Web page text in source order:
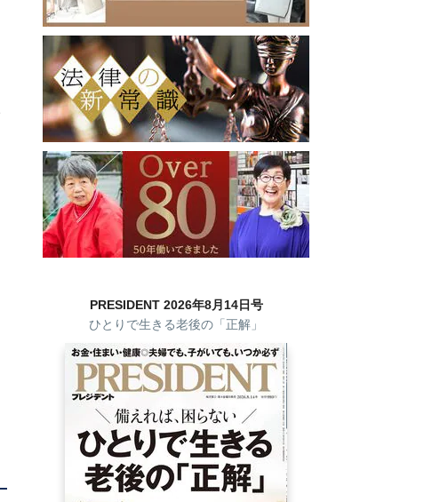
PRESIDENT 2026年8月14日号
ひとりで生きる老後の「正解」